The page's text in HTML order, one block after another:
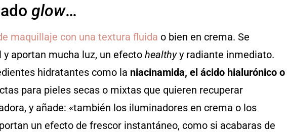
glow…
maquillaje con una textura fluida o bien en crema. Se
aportan mucha luz, un efecto healthyy radiante inmediato.
hidratantes como la niacinamida, el ácido hialurónico o
para pieles secas o mixtas que quieren recuperar
y añade: «también los iluminadores en crema o los
un efecto de frescor instantáneo, como si acabaras de